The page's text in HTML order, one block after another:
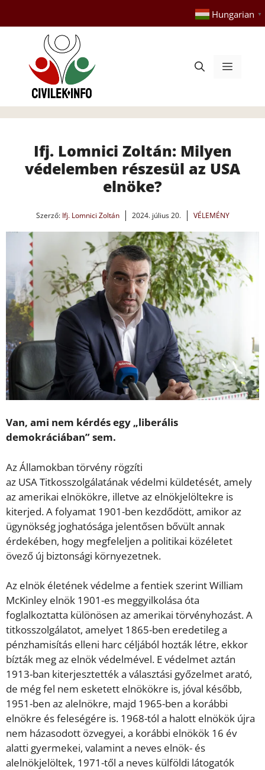
tartalomba
Hungarian ▼
Menü
Ifj. Lomnici Zoltán: Milyen
védelemben részesül az USA
elnöke?
Szerző: Ifj. Lomnici Zoltán 2024. július 20. VÉLEMÉNY
Van, ami nem kérdés egy „liberális
demokráciában” sem.
Az Államokban törvény rögzíti
az USA Titkosszolgálatának védelmi küldetését, amely
az amerikai elnökökre, illetve az elnökjelöltekre is
kiterjed. A folyamat 1901-ben kezdődött, amikor az
ügynökség joghatósága jelentősen bővült annak
érdekében, hogy megfeleljen a politikai közéletet
övező új biztonsági környezetnek.
Az elnök életének védelme a fentiek szerint William
McKinley elnök 1901-es meggyilkolása óta
foglalkoztatta különösen az amerikai törvényhozást. A
titkosszolgálatot, amelyet 1865-ben eredetileg a
pénzhamisítás elleni harc céljából hozták létre, ekkor
bízták meg az elnök védelmével. E védelmet aztán
1913-ban kiterjesztették a választási győzelmet arató,
de még fel nem esketett elnökökre is, jóval később,
1951-ben az alelnökre, majd 1965-ben a korábbi
elnökre és feleségére is. 1968-tól a halott elnökök újra
nem házasodott özvegyei, a korábbi elnökök 16 év
alatti gyermekei, valamint a neves elnök- és
alelnökjelöltek, 1971-től a neves külföldi látogatók